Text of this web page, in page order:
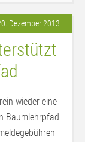
Dezember 2013
wieder eine
Baumlehrpfad